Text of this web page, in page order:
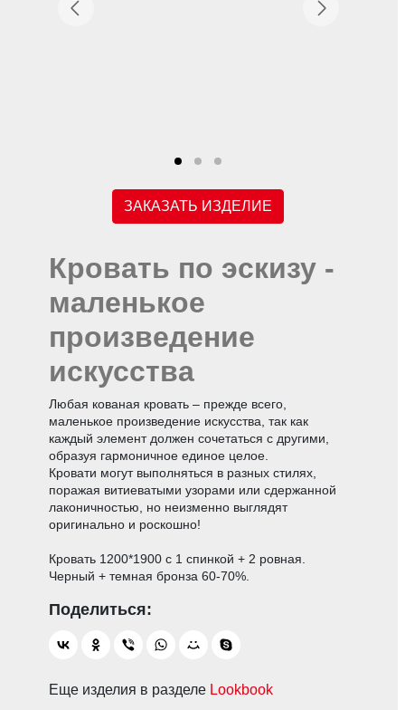
ЗАКАЗАТЬ ИЗДЕЛИЕ
Кровать по эскизу -
маленькое
произведение
искусства
Любая кованая кровать – прежде всего,
маленькое произведение искусства, так как
каждый элемент должен сочетаться с другими,
образуя гармоничное единое целое.
Кровати могут выполняться в разных стилях,
поражая витиеватыми узорами или сдержанной
лаконичностью, но неизменно выглядят
оригинально и роскошно!
Кровать 1200*1900 с 1 спинкой + 2 ровная.
Черный + темная бронза 60-70%.
Еще изделия в разделе Lookbook